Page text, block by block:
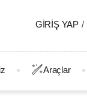
GIRIŞ YAP /
Araçlar